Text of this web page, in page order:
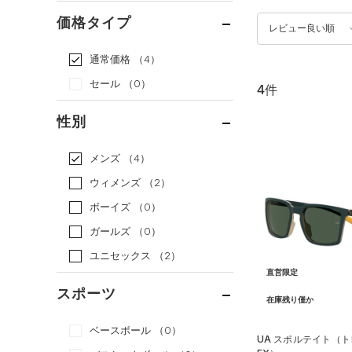
価格タイプ
通常価格
（4）
セール
（0）
性別
メンズ
（4）
ウィメンズ
（2）
ボーイズ
（0）
ガールズ
（0）
ユニセックス
（2）
スポーツ
ベースボール
（0）
レビュー良い順
4件
直営限定
在庫残り僅か
UA スポルテイト（